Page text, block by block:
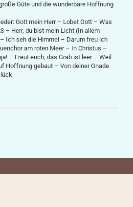
Güte und die wunderbare Hoffnung
Gott mein Herr – Lobet Gott – Was
– Herr, du bist mein Licht (In allem
Ich seh die Himmel – Darum freu ich
am roten Meer – In Christus –
– Freut euch, das Grab ist leer – Weil
Hoffnung gebaut – Von deiner Gnade